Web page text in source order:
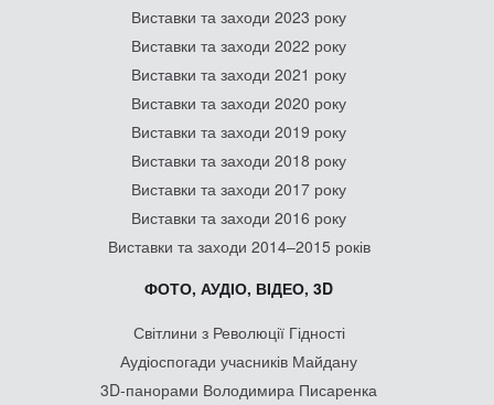
Виставки та заходи 2023 року
Виставки та заходи 2022 року
Виставки та заходи 2021 року
Виставки та заходи 2020 року
Виставки та заходи 2019 року
Виставки та заходи 2018 року
Виставки та заходи 2017 року
Виставки та заходи 2016 року
Виставки та заходи 2014–2015 років
ФОТО, АУДІО, ВІДЕО, 3D
Світлини з Революції Гідності
Аудіоспогади учасників Майдану
3D-панорами Володимира Писаренка